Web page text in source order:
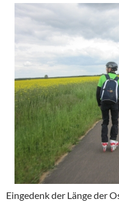
Eingedenk der Länge der